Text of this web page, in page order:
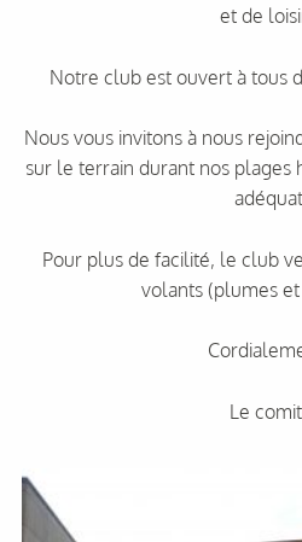
et de
Notre club est ouvert à tous
Nous vous invitons à nous
sur le terrain durant nos plages
Pour plus de facilité, le club
volants (plumes et
Le